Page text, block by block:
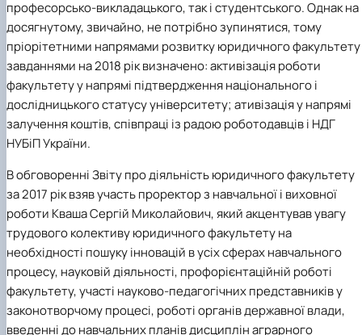
професорсько-викладацького, так і студентського. Однак на
досягнутому, звичайно, не потрібно зупинятися, тому
пріорітетними напрямами розвитку юридичного факультету
завданнями на 2018 рік визначено: активізація роботи
факультету у напрямі підтвердження національного і
дослідницького статусу університету; ативізація у напрямі
залучення коштів, співпраці із радою роботодавців і НДГ
НУБіП України.
В обговоренні Звітупро діяльність юридичного факультету
за 2017 рік взяв участь проректор з навчальної і виховної
роботи Кваша Сергій Миколайович, який акцентував увагу
трудового колективу юридичного факультету на
необхідності пошуку інновацій в усіх сферах навчального
процесу, науковій діяльності, профорієнтаційній роботі
факультету,участі науково-педагогічних представників у
законотворчому процесі, роботі органів державної влади,
введенні до навчальних планів дисциплін аграрного